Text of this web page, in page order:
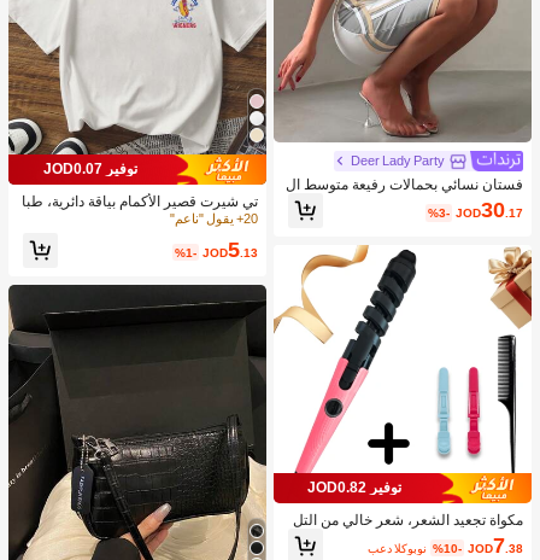
Deer Lady Party
فستان نسائي بحمالات رفيعة متوسط ال
طول ضيق الجسم، فستان صيفي مفرغ
مضلع بتصميم لفافات، جمالي خريفي
JOD30.17
%3-
توفير JOD0.82
مكواة تجعيد الشعر، شعر خالي من التل
ف، أفضل هدية للنساء
JOD7 .38
%10- بعد الكوبون
توفير JOD0.07
تي شيرت قصير الأكمام بياقة دائرية، طبا
عة رغيف الخبز بشكل كلب ساخن، بسي
سائية عصرية وشاملة باللون الأبيض
20+ يقول "ناعم"
JOD5.13
%1-